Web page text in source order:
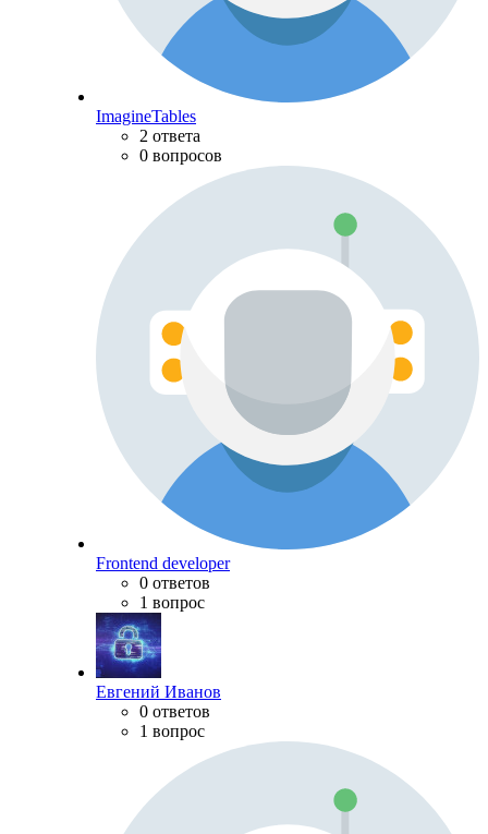
ImagineTables
2 ответа
0 вопросов
Frontend developer
0 ответов
1 вопрос
Евгений Иванов
0 ответов
1 вопрос